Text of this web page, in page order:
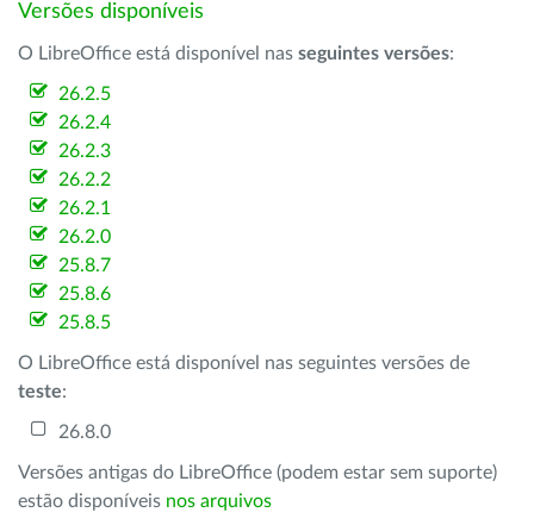
Versões disponíveis
O LibreOffice está disponível nas seguintes versões:
26.2.5
26.2.4
26.2.3
26.2.2
26.2.1
26.2.0
25.8.7
25.8.6
25.8.5
O LibreOffice está disponível nas seguintes versões de
teste:
26.8.0
Versões antigas do LibreOffice (podem estar sem suporte)
estão disponíveis nos arquivos